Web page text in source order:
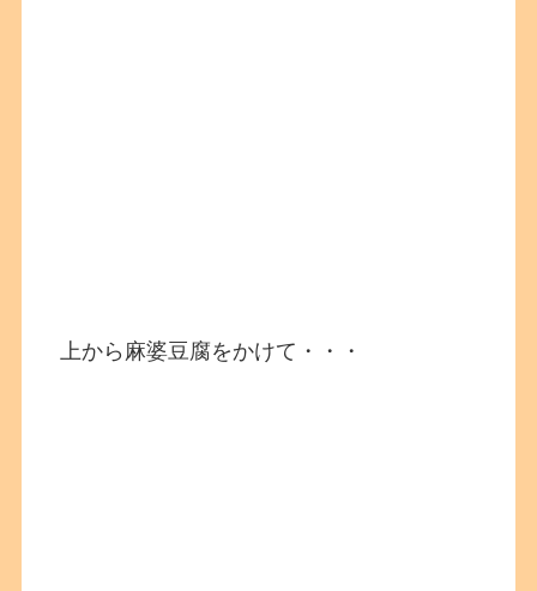
上から麻婆豆腐をかけて・・・